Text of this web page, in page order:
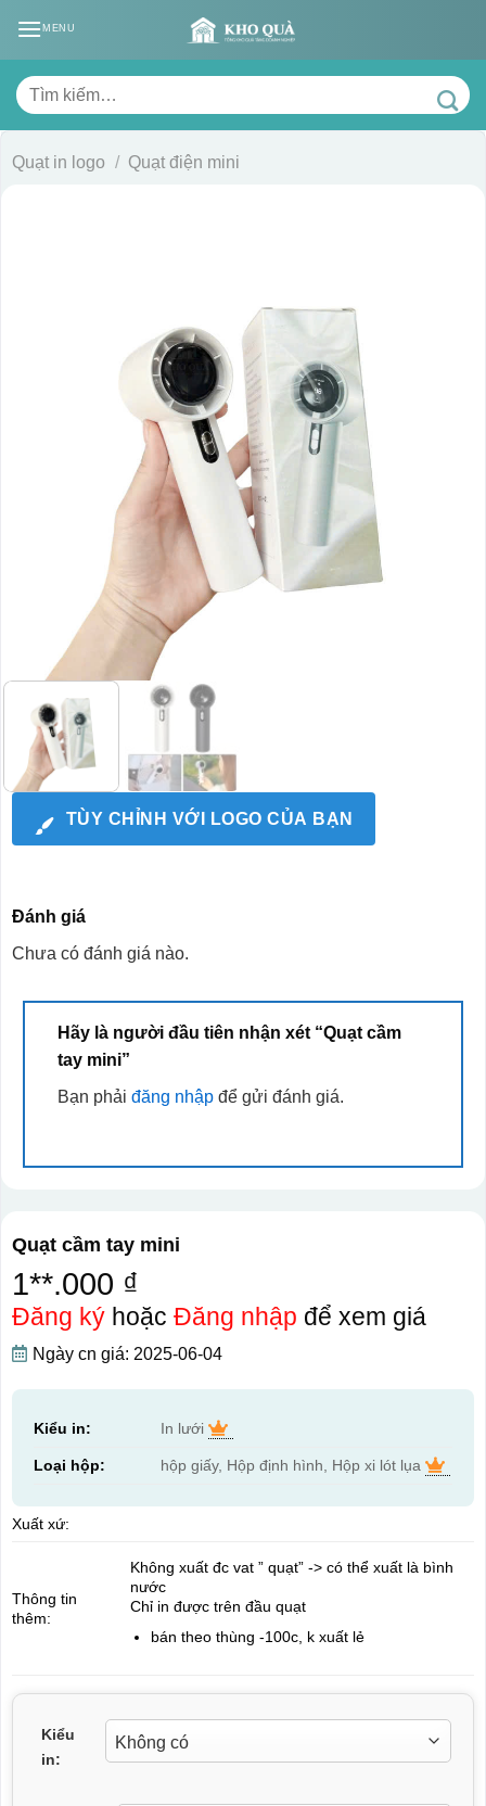
MENU
Tìm
kiếm:
Quạt in logo / Quạt điện mini
TÙY CHỈNH VỚI LOGO CỦA BẠN
Đánh giá
Chưa có đánh giá nào.
Hãy là người đầu tiên nhận xét “Quạt cầm
tay mini”
Bạn phải đăng nhậpđể gửi đánh giá.
Quạt cầm tay mini
1**.000 ₫
Đăng kýhoặc Đăng nhập để xem giá
Ngày cn giá: 2025-06-04
Kiểu in: In lưới
Loại hộp: hộp giấy, Hộp định hình, Hộp xi lót lụa
Xuất xứ:
Thông tin
thêm:
Không xuất đc vat ” quạt” -> có thể xuất là bình
nước
Chỉ in được trên đầu quạt
bán theo thùng -100c, k xuất lẻ
Kiểu
in: